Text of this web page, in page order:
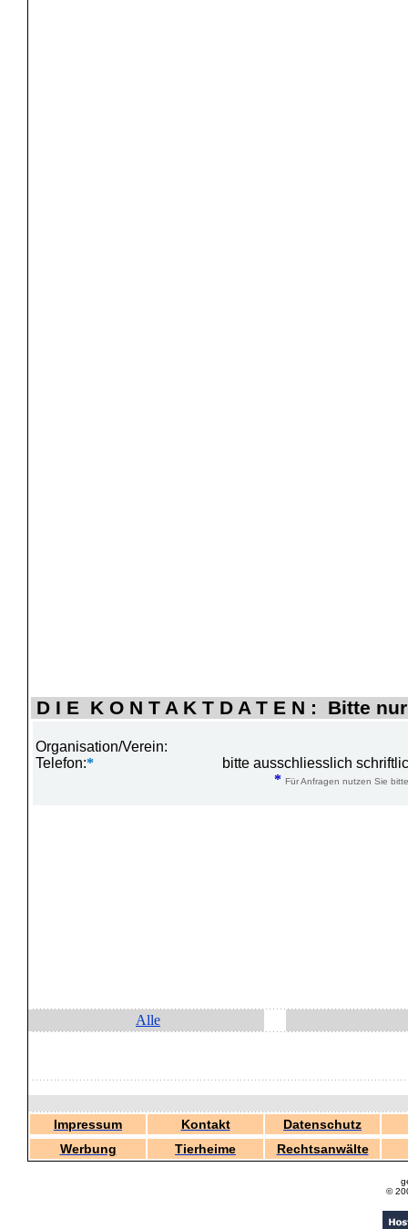
D I E K O N T A K T D A T E N : Bitte
Organisation/Verein:
Telefon:*
bitte ausschliesslich
* Für Anfragen nutzen Sie
Alle
Impressum Kontakt
Datenschutz
Werbung
Tierheime Rechtsanwälte
©